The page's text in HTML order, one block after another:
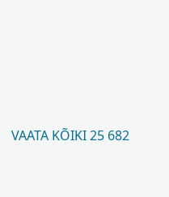
VAATA KÕIKI 25 682